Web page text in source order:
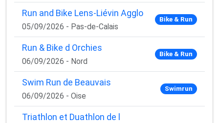
Run and Bike Lens-Liévin Agglo
05/09/2026 - Pas-de-Calais
Bike & Run
Run & Bike d Orchies
06/09/2026 - Nord
Bike & Run
Swim Run de Beauvais
06/09/2026 - Oise
Swimrun
Triathlon et Duathlon de l